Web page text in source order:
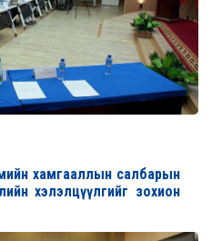
хамгааллын салбарын
хэлэлцүүлгийг зохион